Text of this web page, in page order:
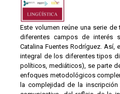
Este volumen reúne una serie
diferentes campos de interés
Catalina Fuentes Rodríguez. Así,
integral de los diferentes tipos
políticos, mediáticos), se parte
enfoques metodológicos
la complejidad de la